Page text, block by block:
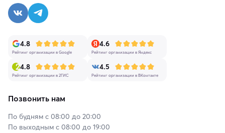
4.8
Рейтинг организации в Google
4.6
Рейтинг организации в Яндекс
4.8
Рейтинг организации в 2ГИС
4.5
Рейтинг организации в ВКонтакте
Позвонить нам
По будням с 08:00 до 20:00
По выходным с 08:00 до 19:00